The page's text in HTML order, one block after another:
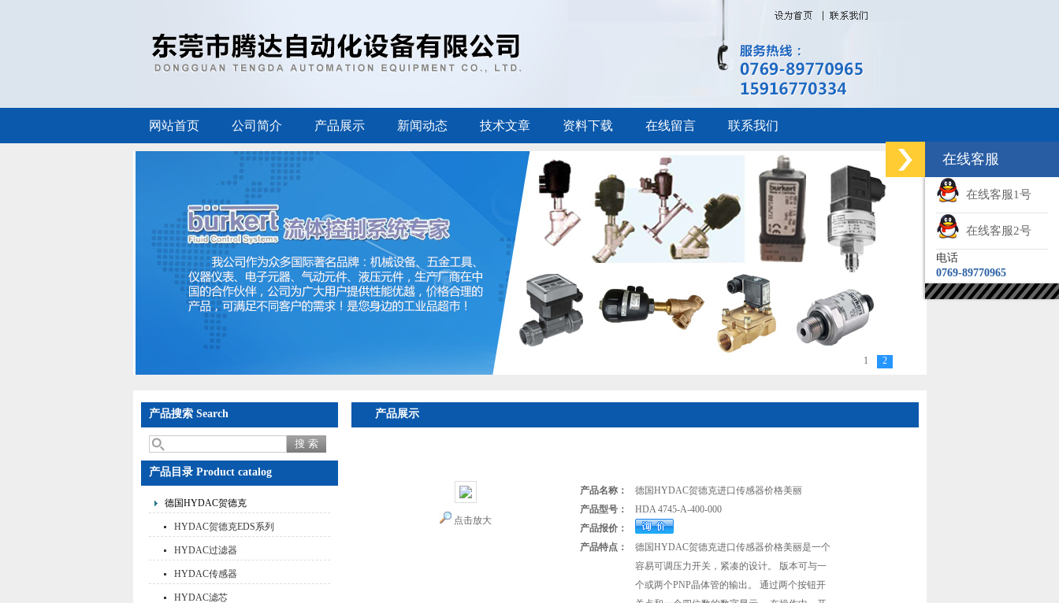
网站首页 公司简介 产品展示 新闻动态 技术文章 资料下载 在线留言 联系我们
1 2
产品搜索 Search
产品目录 Product catalog
德国HYDAC贺德克
HYDAC贺德克EDS系列
HYDAC过滤器
HYDAC传感器
HYDAC滤芯
产品展示
点击放大
产品名称：
德国HYDAC贺德克进口传感器价格美丽
产品型号：
HDA 4745-A-400-000
产品报价：
产品特点：
德国HYDAC贺德克进口传感器价格美丽是一个
容易可调压力开关，紧凑的设计。 版本可与一
个或两个PNP晶体管的输出。 通过两个按钮开
在线客服
在线客服1号
在线客服2号
电话
0769-89770965